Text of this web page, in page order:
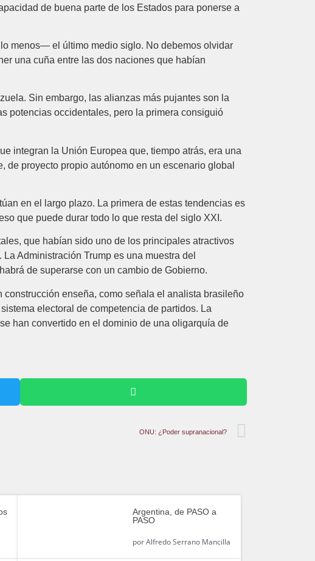
de buena parte de los Estados para ponerse a
menos— el último medio siglo. No debemos olvidar
una cuña entre las dos naciones que habían
Sin embargo, las alianzas más pujantes son la
potencias occidentales, pero la primera consiguió
integran la Unión Europea que, tiempo atrás, era una
proyecto propio autónomo en un escenario global
en el largo plazo. La primera de estas tendencias es
que puede durar todo lo que resta del siglo XXI.
que habían sido uno de los principales atractivos
Administración Trump es una muestra del
de superarse con un cambio de Gobierno.
enseña, como señala el analista brasileño
electoral de competencia de partidos. La
han convertido en el dominio de una oligarquía de
ONU: ¿Poder supranacional?
Argentina, de PASO a
PASO
porAlfredo Serrano Mancilla